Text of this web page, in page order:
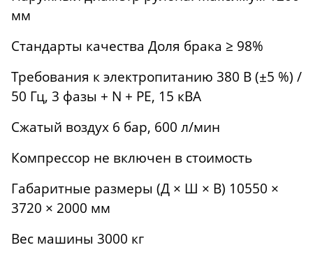
мм
Стандарты качества Доля брака ≥ 98%
Требования к электропитанию 380 В (±5 %) /
50 Гц, 3 фазы + N + PE, 15 кВА
Сжатый воздух 6 бар, 600 л/мин
Компрессор не включен в стоимость
Габаритные размеры (Д × Ш × В) 10550 ×
3720 × 2000 мм
Вес машины 3000 кг